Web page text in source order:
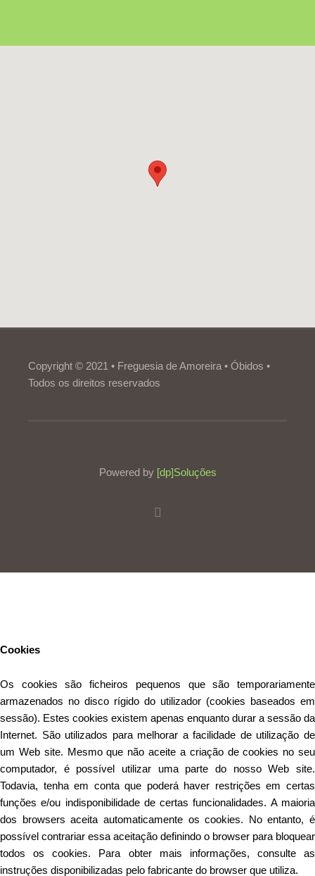
Copyright © 2021 • Freguesia de Amoreira • Óbidos •
Todos os direitos reservados
Powered by [dp]Soluções
Cookies
Os cookies são ficheiros pequenos que são temporariamente
armazenados no disco rígido do utilizador (cookies baseados em
sessão). Estes cookies existem apenas enquanto durar a sessão da
Internet. São utilizados para melhorar a facilidade de utilização de
um Web site. Mesmo que não aceite a criação de cookies no seu
computador, é possível utilizar uma parte do nosso Web site.
Todavia, tenha em conta que poderá haver restrições em certas
funções e/ou indisponibilidade de certas funcionalidades. A maioria
dos browsers aceita automaticamente os cookies. No entanto, é
possível contrariar essa aceitação definindo o browser para bloquear
todos os cookies. Para obter mais informações, consulte as
instruções disponibilizadas pelo fabricante do browser que utiliza.